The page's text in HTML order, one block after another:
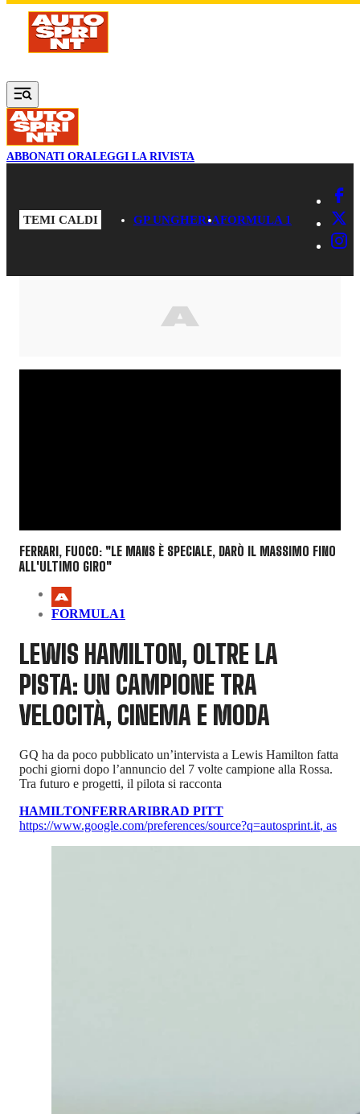
Vai al contenuto principale
ABBONATI ORALEGGI LA RIVISTA
TEMI CALDI GP UNGHERIAFORMULA 1
FERRARI, FUOCO: "LE MANS È SPECIALE, DARÒ IL MASSIMO FINO
ALL'ULTIMO GIRO"
FORMULA1
LEWIS HAMILTON, OLTRE LA
PISTA: UN CAMPIONE TRA
VELOCITÀ, CINEMA E MODA
GQ ha da poco pubblicato un’intervista a Lewis Hamilton fatta
pochi giorni dopo l’annuncio del 7 volte campione alla Rossa.
Tra futuro e progetti, il pilota si racconta
HAMILTONFERRARIBRAD PITT
https://www.google.com/preferences/source?q=autosprint.it, as